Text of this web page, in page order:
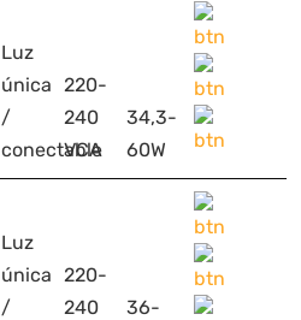
Luz
única
/
conectable
220-
240
VCA
34,3-
60W
Luz
única
/
220-
240
36-